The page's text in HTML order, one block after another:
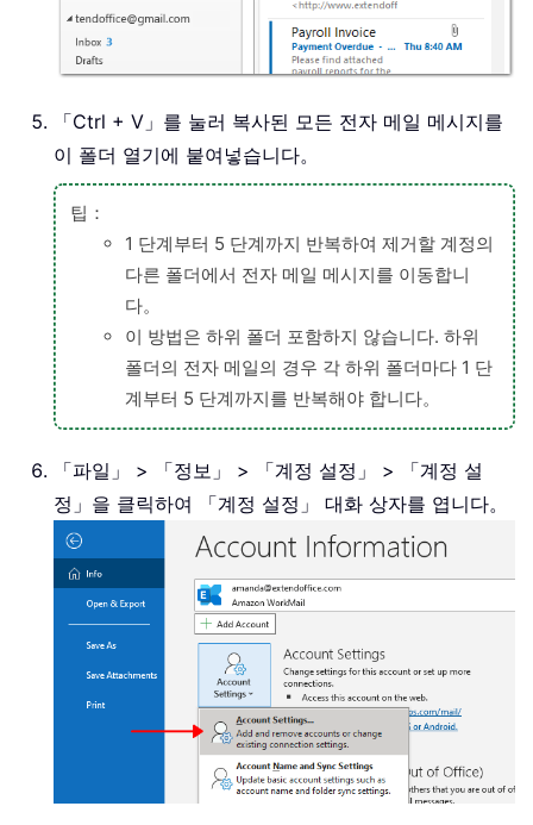
「Ctrl + V」를 눌러 복사된 모든 전자 메일 메시지를
이 폴더 열기에 붙여넣습니다。
팁：
1 단계부터 5 단계까지 반복하여 제거할 계정의
다른 폴더에서 전자 메일 메시지를 이동합니
다。
이 방법은 하위 폴더 포함하지 않습니다. 하위
폴더의 전자 메일의 경우 각 하위 폴더마다 1 단
계부터 5 단계까지를 반복해야 합니다。
「파일」 > 「정보」 > 「계정 설정」 > 「계정 설
정」을 클릭하여 「계정 설정」 대화 상자를 엽니다。